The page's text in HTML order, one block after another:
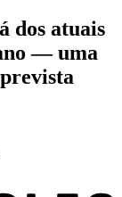
dos atuais
— uma